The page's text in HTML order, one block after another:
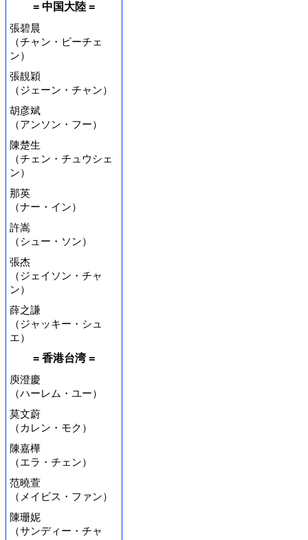
= 中国大陸 =
張碧晨
（チャン・ビーチェ
ン）
張靚穎
（ジェーン・チャン）
胡彦斌
（アンソン・フー）
陳楚生
（チェン・チュウシェ
ン）
那英
（ナー・イン）
許嵩
（シュー・ソン）
張杰
（ジェイソン・チャ
ン）
薛之謙
（ジャッキー・シュ
エ）
= 香港台湾 =
庾澄慶
（ハーレム・ユー）
莫文蔚
（カレン・モク）
陳嘉樺
（エラ・チェン）
范曉萱
（メイビス・ファン）
陳珊妮
（サンディー・チャ